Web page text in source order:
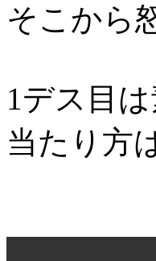
そこから
1デス目
当たり方